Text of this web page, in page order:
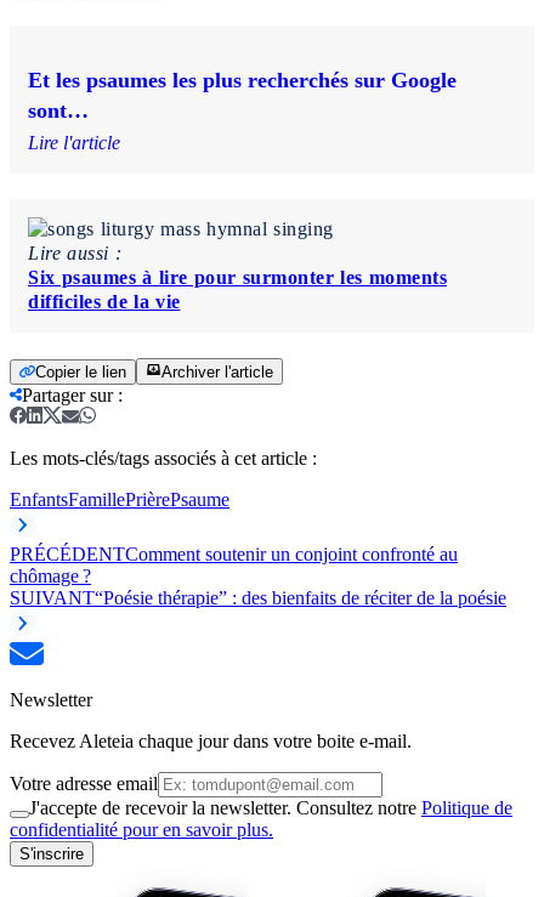
Et les psaumes les plus recherchés sur Google
sont…
Lire l'article
Lire aussi :
Six psaumes à lire pour surmonter les moments
difficiles de la vie
Copier le lien Archiver l'article
Partager sur:
Les mots-clés/tags associés à cet article :
EnfantsFamillePrièrePsaume
PRÉCÉDENTComment soutenir un conjoint confronté au
chômage ?
SUIVANT“Poésie thérapie” : des bienfaits de réciter de la poésie
Newsletter
Recevez Aleteia chaque jour dans votre boite e-mail.
Votre adresse email
J'accepte de recevoir la newsletter. Consultez notre Politique de
confidentialité pour en savoir plus.
S'inscrire